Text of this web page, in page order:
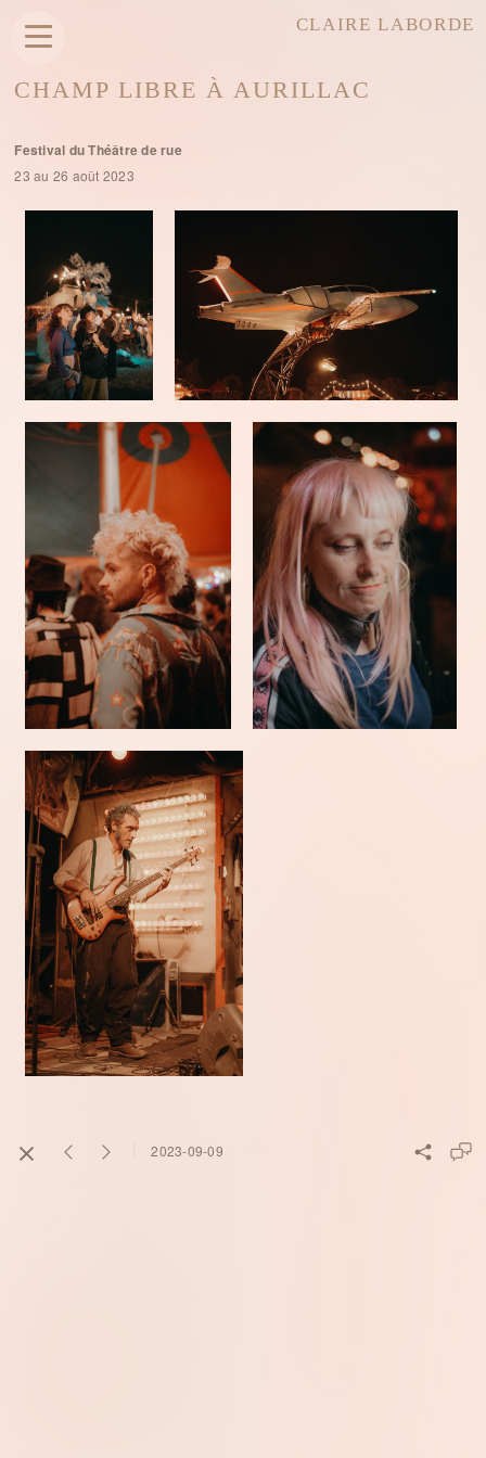
CLAIRE LABORDE
CHAMP LIBRE À AURILLAC
Festival du Théâtre de rue
23 au 26 août 2023
2023-09-09